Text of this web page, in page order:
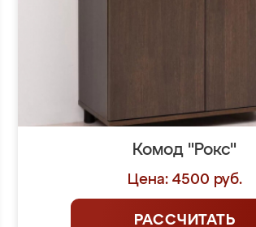
Комод "Рокс"
Цена: 4500 руб.
РАССЧИТАТЬ